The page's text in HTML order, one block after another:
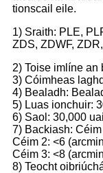
tionscail eile.
1) Sraith: PLE,
ZDS, ZDWF,
2) Toise imlíne an
3) Cóimheas
4) Bealadh:
5) Luas ionchuir:
6) Saol: 30,000
7) Backiash:
Céim 2: <6
Céim 3: <8
8) Teocht